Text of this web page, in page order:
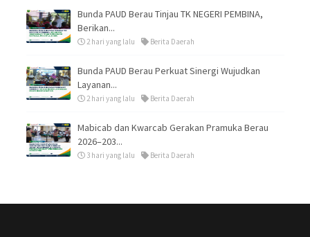
Bunda PAUD Berau Tinjau TK NEGERI PEMBINA,
Berikan...
2 hari yang lalu Berita Daerah
Bunda PAUD Berau Perkuat Sinergi Wujudkan
Layanan...
2 hari yang lalu Berita Daerah
Mabicab dan Kwarcab Gerakan Pramuka Berau
2026–203...
3 hari yang lalu Berita Daerah